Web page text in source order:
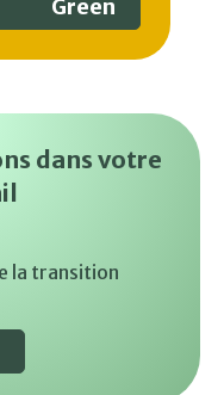
Green
dans votre
la transition